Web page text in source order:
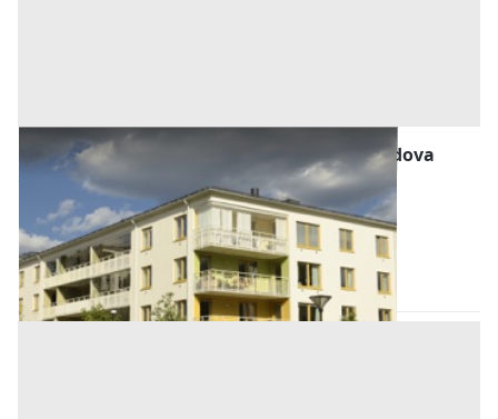
Abitazione di Tipo Economico all'asta a Padova
Sant'Angelo di Piove di Sacco (Padova)
Offerta minima
57.750 € 77.000 €
Codice asta: AI3122422
Asta chiusa